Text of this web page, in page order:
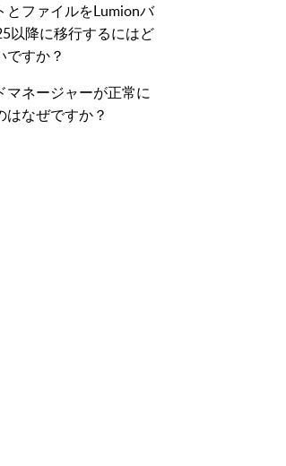
とファイルをLumionバ
以降に移行するにはど
ですか？
マネージャーが正常に
はなぜですか？